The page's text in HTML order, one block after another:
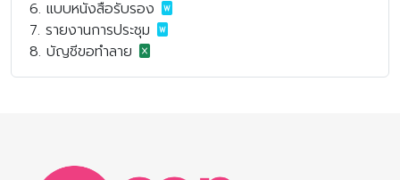
6. แบบหนังสือรับรอง
7. รายงานการประชุม
8. บัญชีขอทำลาย